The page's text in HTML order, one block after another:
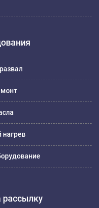
нагрев
рассылку